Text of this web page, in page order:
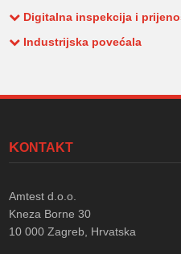
Digitalna inspekcija i
Industrijska povećala
KONTAKT
Amtest d.o.o.
Kneza Borne 30
10 000 Zagreb, Hrvatska